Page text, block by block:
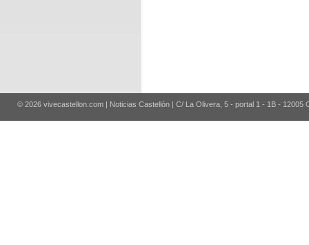
© 2026 vivecastellon.com | Noticias Castellón | C/ La Olivera, 5 - portal 1 - 1B - 12005